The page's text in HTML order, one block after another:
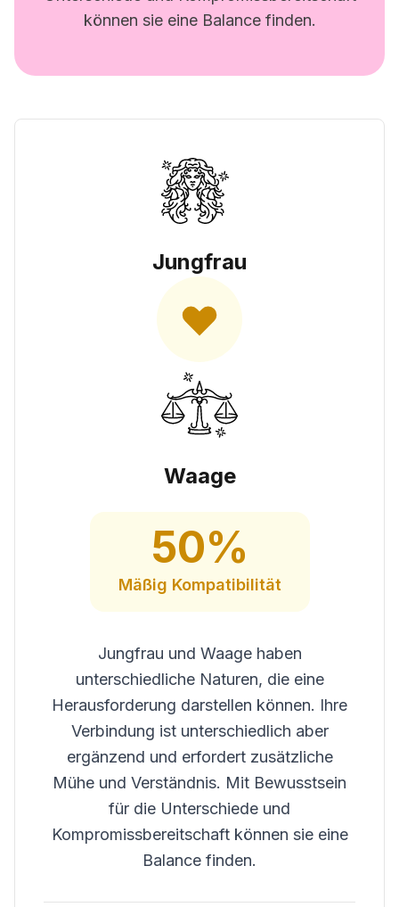
können sie eine Balance finden.
Jungfrau
Waage
50%
Mäßig Kompatibilität
Jungfrau und Waage haben
unterschiedliche Naturen, die eine
Herausforderung darstellen können. Ihre
Verbindung ist unterschiedlich aber
ergänzend und erfordert zusätzliche
Mühe und Verständnis. Mit Bewusstsein
für die Unterschiede und
Kompromissbereitschaft können sie eine
Balance finden.